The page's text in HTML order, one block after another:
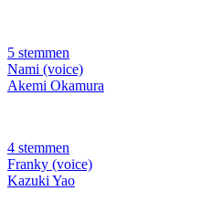
5 stemmen
Nami (voice)
Akemi Okamura
4 stemmen
Franky (voice)
Kazuki Yao